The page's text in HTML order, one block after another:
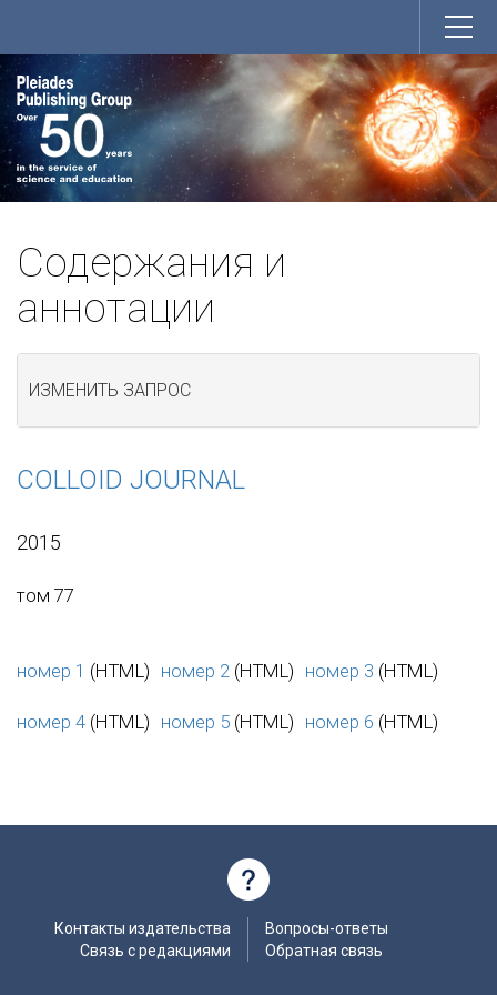
Содержания и
аннотации
ИЗМЕНИТЬ ЗАПРОС
COLLOID JOURNAL
2015
том 77
номер 1 (HTML) номер 2 (HTML) номер 3 (HTML)
номер 4 (HTML) номер 5 (HTML) номер 6 (HTML)
Контакты издательства
Связь с редакциями
Вопросы-ответы
Обратная связь